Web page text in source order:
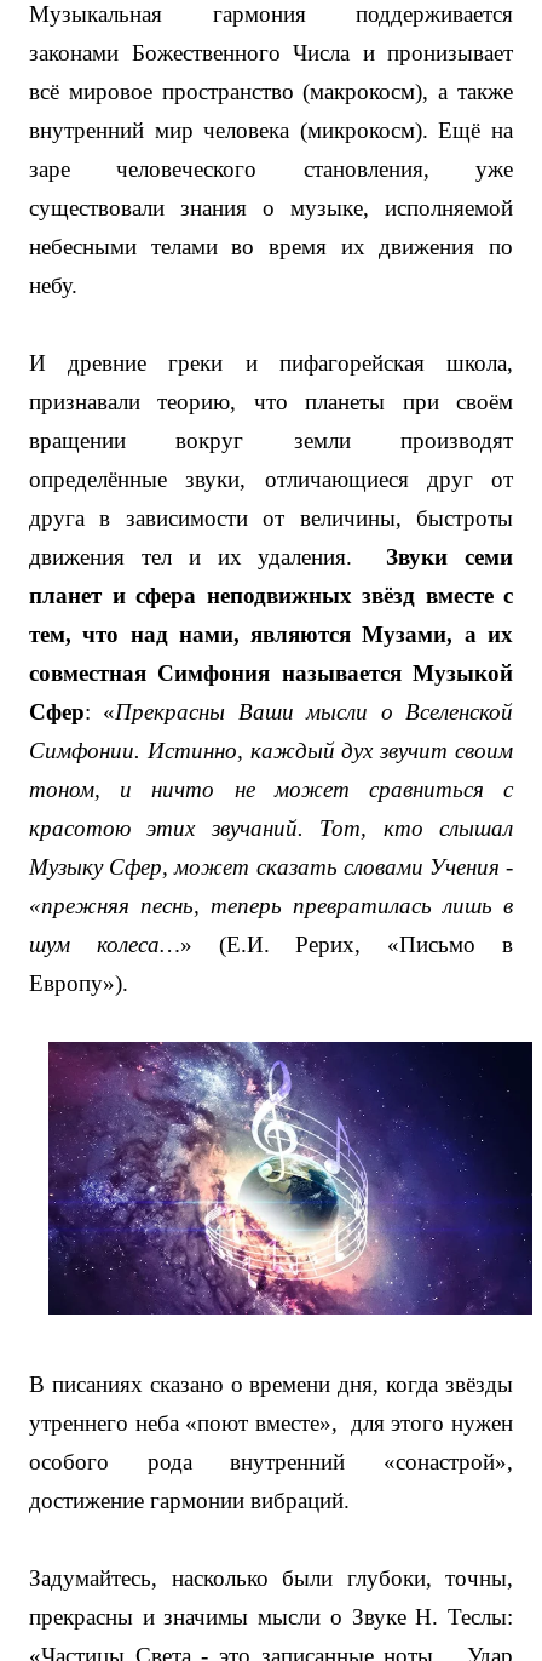
Музыкальная гармония поддерживается
законами Божественного Числа и пронизывает
всё мировое пространство (макрокосм), а также
внутренний мир человека (микрокосм). Ещё на
заре человеческого становления, уже
существовали знания о музыке, исполняемой
небесными телами во время их движения по
небу.
И древние греки и пифагорейская школа,
признавали теорию, что планеты при своём
вращении вокруг земли производят
определённые звуки, отличающиеся друг от
друга в зависимости от величины, быстроты
движения тел и их удаления.
Звуки семи
планет и сфера неподвижных звёзд вместе с
тем, что над нами, являются Музами, а их
совместная Симфония называется Музыкой
Сфер: «Прекрасны Ваши мысли о Вселенской
Симфонии. Истинно, каждый дух звучит своим
тоном, и ничто не может сравниться с
красотою этих звучаний. Тот, кто слышал
Музыку Сфер, может сказать словами Учения -
«прежняя песнь, теперь превратилась лишь в
шум колеса…» (Е.И. Рерих, «Письмо в
Европу»).
В писаниях сказано о времени дня, когда звёзды
утреннего неба «поют вместе», для этого нужен
особого рода внутренний «сонастрой»,
достижение гармонии вибраций.
Задумайтесь, насколько были глубоки, точны,
прекрасны и значимы мысли о Звуке Н. Теслы: